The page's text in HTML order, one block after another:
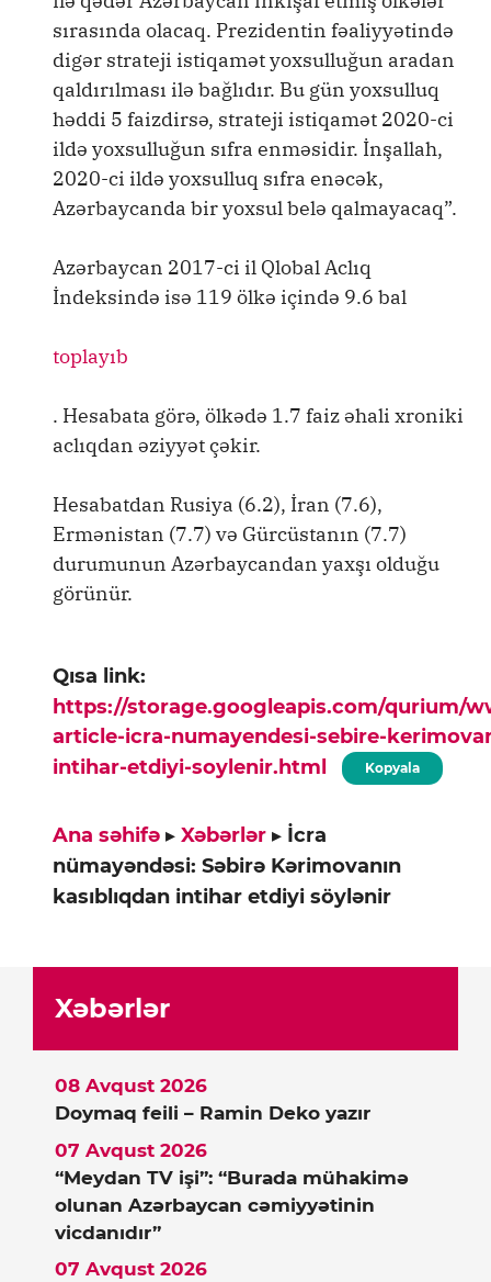
sırasında olacaq. Prezidentin fəaliyyətində
digər strateji istiqamət yoxsulluğun aradan
qaldırılması ilə bağlıdır. Bu gün yoxsulluq
həddi 5 faizdirsə, strateji istiqamət 2020-ci
ildə yoxsulluğun sıfra enməsidir. İnşallah,
2020-ci ildə yoxsulluq sıfra enəcək,
Azərbaycanda bir yoxsul belə qalmayacaq”.
Azərbaycan 2017-ci il Qlobal Aclıq
İndeksində isə 119 ölkə içində 9.6 bal
toplayıb
. Hesabata görə, ölkədə 1.7 faiz əhali xroniki
aclıqdan əziyyət çəkir.
Hesabatdan Rusiya (6.2), İran (7.6),
Ermənistan (7.7) və Gürcüstanın (7.7)
durumunun Azərbaycandan yaxşı olduğu
görünür.
Qısa link:
https://storage.googleapis.com/qurium/
article-icra-numayendesi-sebire-
intihar-etdiyi-soylenir.html
Kopyala
Ana səhifə ▸ Xəbərlər ▸ İcra
nümayəndəsi: Səbirə Kərimovanın
kasıblıqdan intihar etdiyi söylənir
Xəbərlər
Doymaq feili – Ramin Deko yazır
08 Avqust 2026
“Meydan TV işi”: “Burada mühakimə
olunan Azərbaycan cəmiyyətinin
vicdanıdır”
07 Avqust 2026
07 Avqust 2026